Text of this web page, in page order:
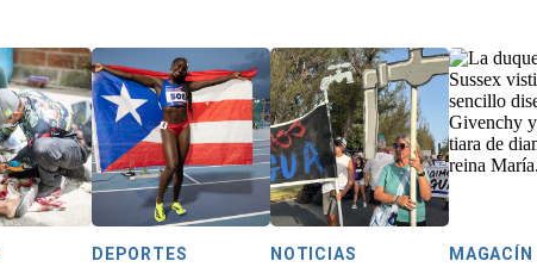
DEPORTES NOTICIAS MAGACÍN